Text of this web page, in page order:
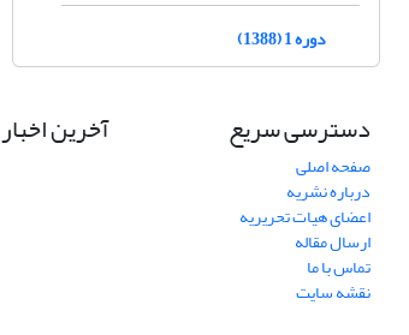
دوره 1 (1388)
دسترسی سریع
صفحه اصلی
درباره نشریه
اعضای هیات تحریریه
ارسال مقاله
تماس با ما
نقشه سایت
آخرین اخبار